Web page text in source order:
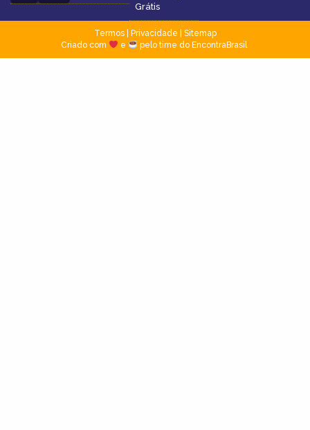
Grátis
Termos| Privacidade
Sitemap
Criado com
e pelo time do EncontraBrasil